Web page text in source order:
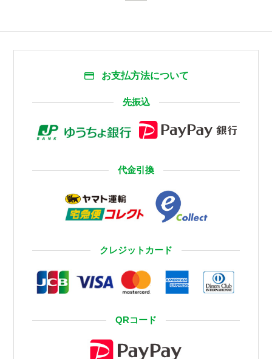
お支払方法について
先振込
代金引換
クレジットカード
QRコード